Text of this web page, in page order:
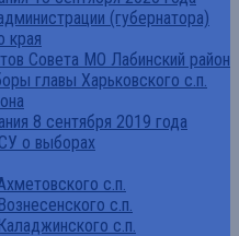
(губернатора)
края
Совета МО Лабинский район
главы Харьковского с.п.
8 сентября 2019 года
о выборах
с.п.
с.п.
с.п.